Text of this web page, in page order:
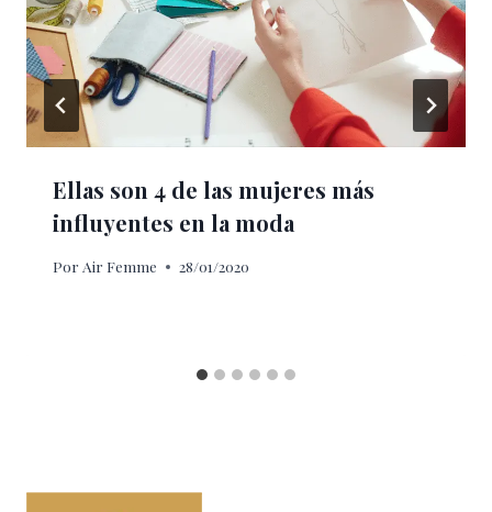
Ellas son 4 de las mujeres más
influyentes en la moda
Por Air Femme 28/01/2020